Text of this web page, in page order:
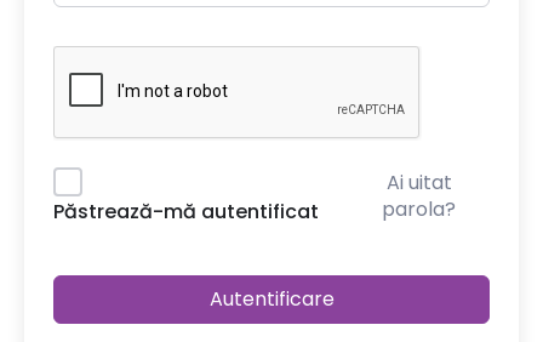
Păstrează-mă autentificat
Ai uitat
parola?
Autentificare